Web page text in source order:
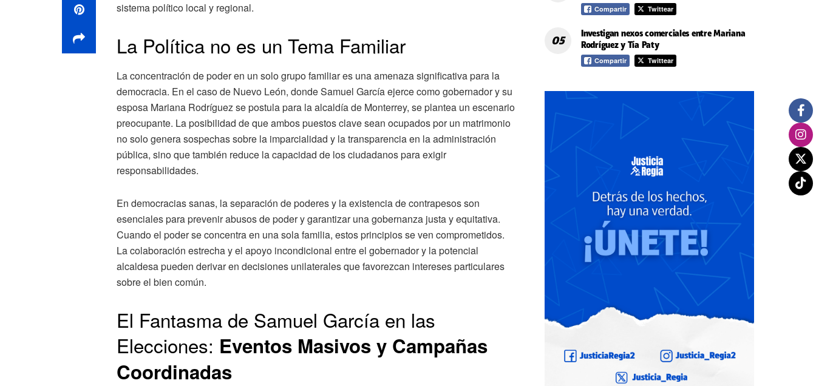
sistema político local y regional.
La Política no es un Tema Familiar
La concentración de poder en un solo grupo familiar es una amenaza significativa para la
democracia. En el caso de Nuevo León, donde Samuel García ejerce como gobernador y su
esposa Mariana Rodríguez se postula para la alcaldía de Monterrey, se plantea un escenario
preocupante. La posibilidad de que ambos puestos clave sean ocupados por un matrimonio
no solo genera sospechas sobre la imparcialidad y la transparencia en la administración
pública, sino que también reduce la capacidad de los ciudadanos para exigir
responsabilidades.
En democracias sanas, la separación de poderes y la existencia de contrapesos son
esenciales para prevenir abusos de poder y garantizar una gobernanza justa y equitativa.
Cuando el poder se concentra en una sola familia, estos principios se ven comprometidos.
La colaboración estrecha y el apoyo incondicional entre el gobernador y la potencial
alcaldesa pueden derivar en decisiones unilaterales que favorezcan intereses particulares
sobre el bien común.
El Fantasma de Samuel García en las
Elecciones: Eventos Masivos y Campañas
Coordinadas
Compartir Twittear
Investigan nexos comerciales entre Mariana
Rodríguez y Tía Paty
Compartir Twittear